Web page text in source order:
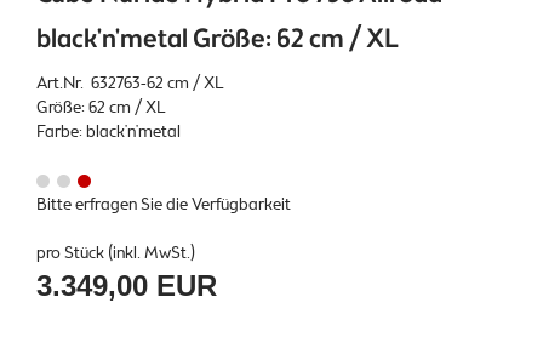
black'n'metal Größe: 62 cm / XL
Art.Nr. 632763-62 cm / XL
Größe: 62 cm / XL
Farbe: black'n'metal
Bitte erfragen Sie die Verfügbarkeit
pro Stück (inkl. MwSt.)
3.349,00 EUR